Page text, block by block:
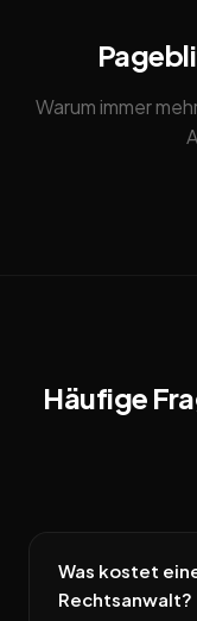
Warum immer
Häufige
Was kostet
Rechtsanwalt?